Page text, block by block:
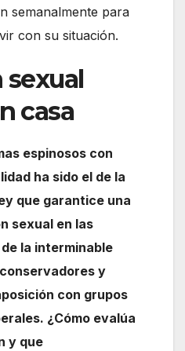
semanalmente para
con su situación.
sexual
casa
espinosos con
ha sido el de la
que garantice una
sexual en las
la interminable
y
con grupos
¿Cómo evalúa
y que